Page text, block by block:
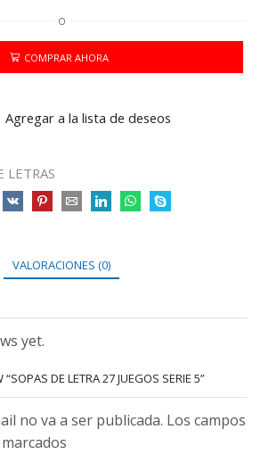
O
COMPRAR AHORA
Agregar a la lista de deseos
LETRAS
VALORACIONES (0)
yet.
“SOPAS DE LETRA 27 JUEGOS SERIE 5”
no va a ser publicada. Los campos